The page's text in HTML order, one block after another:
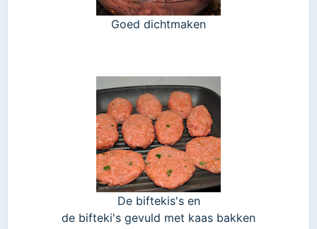
Goed dichtmaken
De biftekis's en
de bifteki's gevuld met kaas bakken